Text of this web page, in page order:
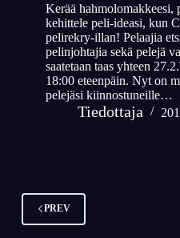
Kerää hahmolomakkeesi,
kehittele peli-ideasi, kun
pelirekry-illan! Pelaajia
pelinjohtajia sekä pelejä
saatetaan taas yhteen
18:00 eteenpäin. Nyt on
pelejäsi kiinnostuneille…
Tiedottaja
PREV